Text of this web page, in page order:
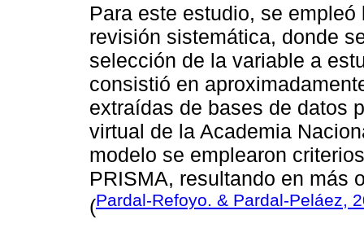
Para este estudio, se
revisión sistemática, donde
selección de la variable a
consistió en
extraídas de bases de datos
virtual de la Academia
modelo se emplearon
PRISMA, resultando en más
(Pardal-Refoyo. & Pardal-Peláez,